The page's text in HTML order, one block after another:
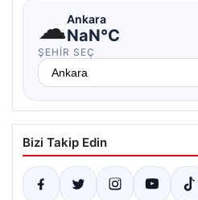
☁Ankara
NaN°C
ŞEHIR SEÇ
Bizi Takip Edin